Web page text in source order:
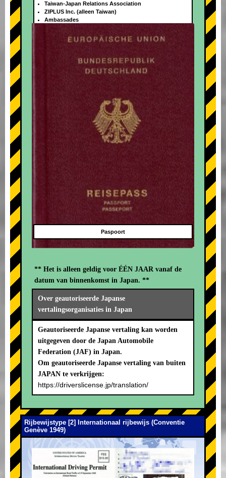
+
Taiwan-Japan Relations Association
ZIPLUS Inc. (alleen Taiwan)
Ambassades
Paspoort
** Het is alleen geldig voor ÉÉN JAAR vanaf de
datum van binnenkomst in Japan. **
Over geautoriseerde Japanse
vertalingsorganisaties in Japan
Geautoriseerde Japanse vertaling kan worden
uitgegeven door de Japan Automobile
Federation (JAF) in Japan.
Om geautoriseerde Japanse vertaling van buiten
JAPAN te verkrijgen:
https://driverslicense.jp/translation/
Rijbewijstype [2] Internationaal rijbewijs (Conventie
Genève 1949)